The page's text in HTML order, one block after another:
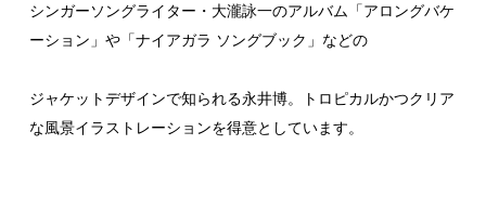
シンガーソングライター・大瀧詠一のアルバム「アロングバケ
ーション」や「ナイアガラ ソングブック」などの
ジャケットデザインで知られる永井博。トロピカルかつクリア
な風景イラストレーションを得意としています。